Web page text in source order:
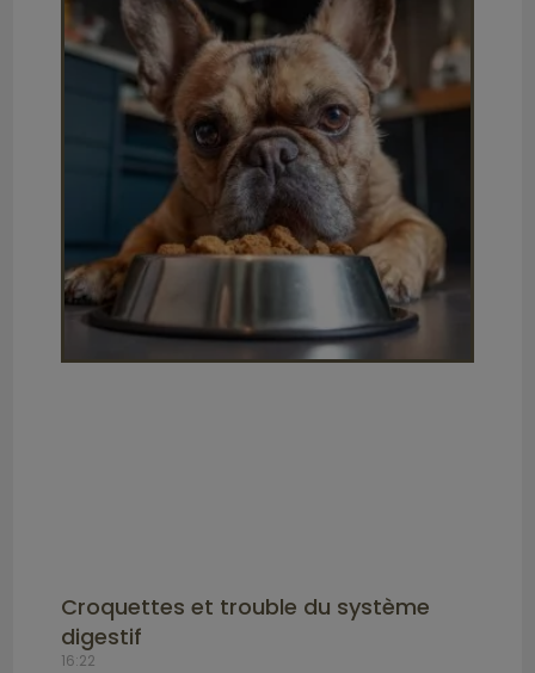
Croquettes et trouble du système
digestif
16:22